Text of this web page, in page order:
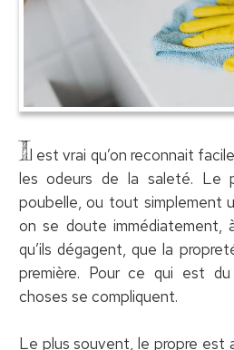
Il est vrai qu’on reconnait
les odeurs de la saleté. Le
poubelle, ou tout simplement
on se doute immédiatement,
qu’ils dégagent, que la
première. Pour ce qui est
choses se compliquent.
Le plus souvent, le propre est